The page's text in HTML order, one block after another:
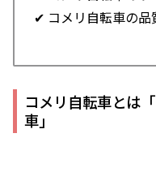
✔ コメリ自転車の品
コメリ自転車とは
車」